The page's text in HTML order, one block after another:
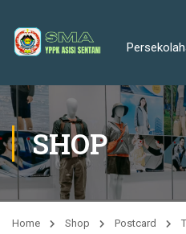
SHOP
Home Shop Postcard